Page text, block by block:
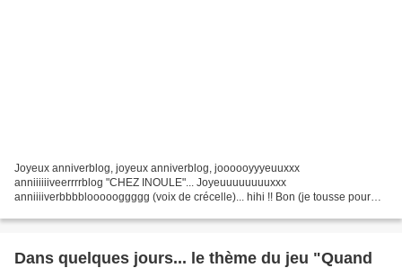
Joyeux anniverblog, joyeux anniverblog, joooooyyyeuuxxx
anniiiiiiveerrrrblog "CHEZ INOULE"... Joyeuuuuuuuuxxx
anniiiiverbbbbloooooggggg (voix de crécelle)... hihi !! Bon (je tousse pour
Dans quelques jours... le thème du jeu "Quand